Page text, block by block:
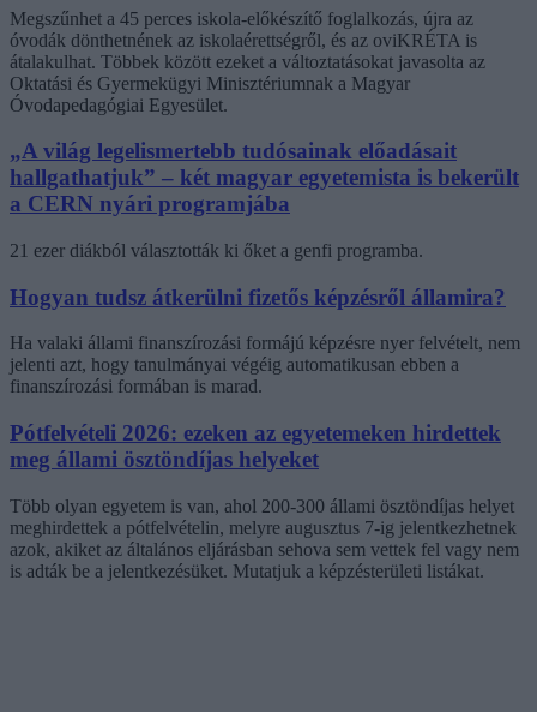
Megszűnhet a 45 perces iskola-előkészítő foglalkozás, újra az
óvodák dönthetnének az iskolaérettségről, és az oviKRÉTA is
átalakulhat. Többek között ezeket a változtatásokat javasolta az
Oktatási és Gyermekügyi Minisztériumnak a Magyar
Óvodapedagógiai Egyesület.
„A világ legelismertebb tudósainak előadásait
hallgathatjuk” – két magyar egyetemista is bekerült
a CERN nyári programjába
21 ezer diákból választották ki őket a genfi programba.
Hogyan tudsz átkerülni fizetős képzésről államira?
Ha valaki állami finanszírozási formájú képzésre nyer felvételt, nem
jelenti azt, hogy tanulmányai végéig automatikusan ebben a
finanszírozási formában is marad.
Pótfelvételi 2026: ezeken az egyetemeken hirdettek
meg állami ösztöndíjas helyeket
Több olyan egyetem is van, ahol 200-300 állami ösztöndíjas helyet
meghirdettek a pótfelvételin, melyre augusztus 7-ig jelentkezhetnek
azok, akiket az általános eljárásban sehova sem vettek fel vagy nem
is adták be a jelentkezésüket. Mutatjuk a képzésterületi listákat.